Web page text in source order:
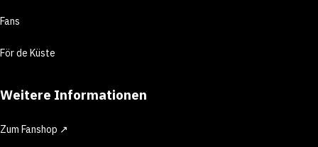
Fans
För de Küste
Weitere Informationen
Zum Fanshop ↗